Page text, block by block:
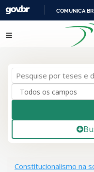
COMUNICA BR
Pular para o conteúdo
Constitucionalismo na